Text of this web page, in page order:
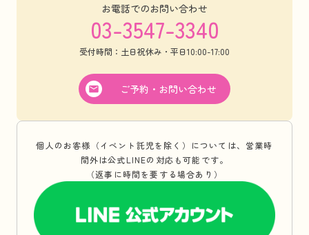
お電話でのお問い合わせ
03-3547-3340
受付時間：土日祝休み・平日10:00-17:00
ご予約・お問い合わせ
個人のお客様（イベント託児を除く）については、営業時
間外は公式LINEの対応も可能です。
（返事に時間を要する場合あり）